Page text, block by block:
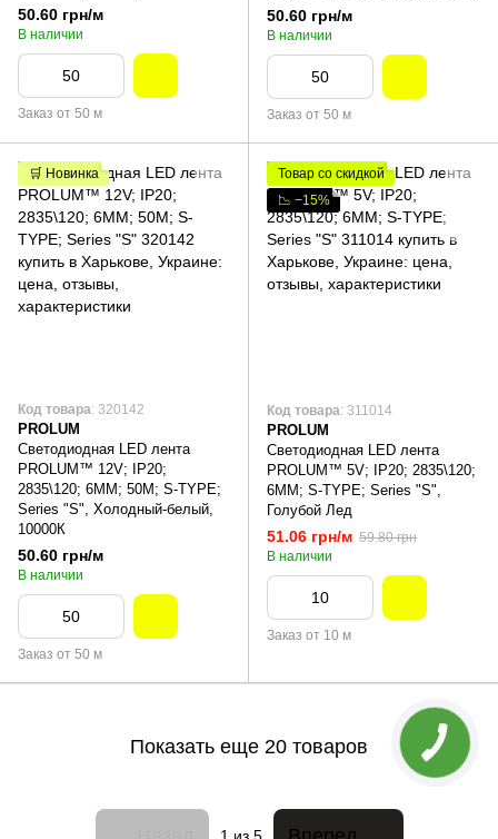
50.60 грн/м
В наличии
Заказ от 50 м
50.60 грн/м
В наличии
Заказ от 50 м
🛒 Новинка
Код товара: 320142
PROLUM
Светодиодная LED лента
PROLUM™ 12V; IP20;
2835\120; 6ММ; 50M; S-TYPE;
Series "S", Холодный-белый,
10000К
50.60 грн/м
В наличии
Заказ от 50 м
Товар со скидкой
📉 −15%
Код товара: 311014
PROLUM
Светодиодная LED лента
PROLUM™ 5V; IP20; 2835\120;
6ММ; S-TYPE; Series "S",
Голубой Лед
51.06 грн/м 59.80 грн
В наличии
Заказ от 10 м
Показать еще 20 товаров